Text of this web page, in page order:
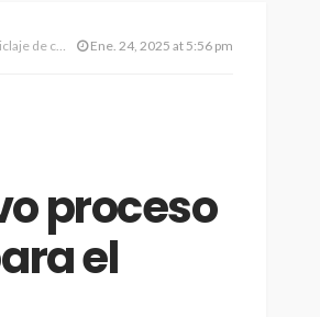
Galaxy S25 Ene. 24, 2025 at 5:56 pm
proceso
el